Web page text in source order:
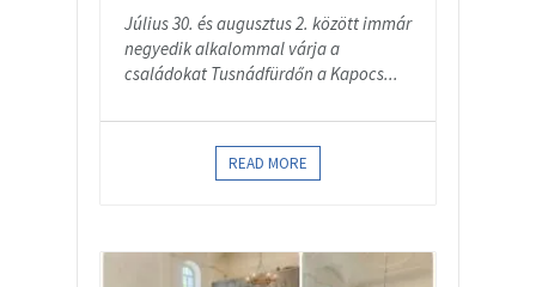
Július 30. és augusztus 2. között immár
negyedik alkalommal várja a
családokat Tusnádfürdőn a Kapocs...
READ MORE